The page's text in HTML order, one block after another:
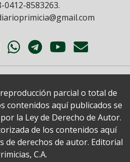
8583263.
parcial o total de
contenidos aquí publicados se
la Ley de Derecho de Autor.
de los contenidos aquí
de derechos de autor. Editorial
C.A.